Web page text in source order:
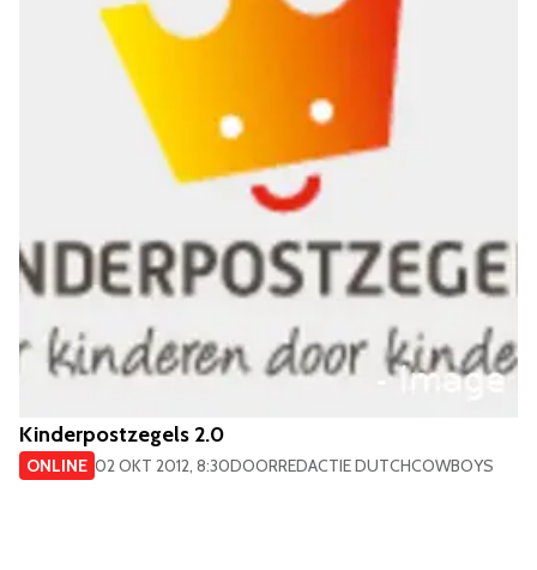
Kinderpostzegels 2.0
ONLINE 02 OKT 2012, 8:30DOORREDACTIE DUTCHCOWBOYS